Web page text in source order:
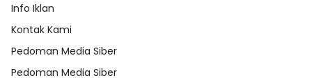
Info Iklan
Kontak Kami
Pedoman Media Siber
Pedoman Media Siber